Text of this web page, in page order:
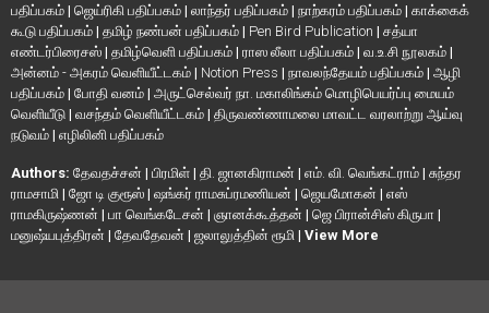
பதிப்பகம் | ஜெய்ரிகி பதிப்பகம் | லாந்தர் பதிப்பகம் | நாற்கரம் பதிப்பகம் | காக்கைக்
கூடு பதிப்பகம் | தமிழ் நண்பன் பதிப்பகம் | Pen Bird Publication | சத்யா
எண்டர்பிரைசஸ் | தமிழ்வெளி பதிப்பகம் | ராஸ லீலா பதிப்பகம் | வ.உ.சி நூலகம் |
அன்னம் - அகரம் வெளியீட்டகம் | Notion Press | நாவலந்தேயம் பதிப்பகம் | ஆழி
பதிப்பகம் | போதி வனம் | அருட்செல்வர் நா. மகாலிங்கம் மொழிபெயர்ப்பு மையம்
வெளியீடு | வசந்தம் வெளியீட்டகம் | திருவண்ணாமலை மாவட்ட வரலாற்று ஆய்வு
நடுவம் | எழிலினி பதிப்பகம்
Authors: தேவதச்சன் | பிரமிள் | தி. ஜானகிராமன் | எம். வி. வெங்கட்ராம் | சுந்தர
ராமசாமி | ஜோ டி குரூஸ் | ஷங்கர் ராமசுப்ரமணியன் | ஜெயமோகன் | எஸ்
ராமகிருஷ்ணன் | பா வெங்கடேசன் | ஞானக்கூத்தன் | ஜெ பிரான்சிஸ் கிருபா |
மனுஷ்யபுத்திரன் | தேவதேவன் | ஜலாலுத்தின் ரூமி | View More